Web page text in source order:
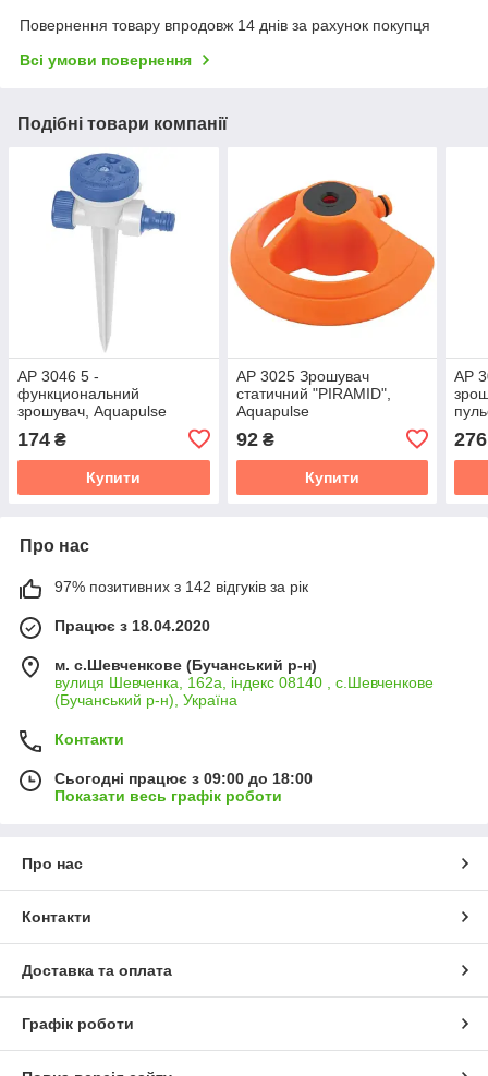
Повернення товару впродовж 14 днів за рахунок покупця
Всі умови повернення
Подібні товари компанії
АР 3046 5 -
функциональний
зрошувач, Aquapulse
174 ₴
Купити
АР 3025 Зрошувач
статичний "PIRAMID",
Aquapulse
92₴
Купити
АР
276
Про нас
97% позитивних з 142 відгуків за рік
Працює з 18.04.2020
м. с.Шевченкове (Бучанський р-н)
вулиця Шевченка, 162а, індекс 08140 , с.Шевченкове
(Бучанський р-н), Україна
Контакти
Сьогодні працює з 09:00 до 18:00
Показати весь графік роботи
Про нас
Контакти
Доставка та оплата
Графік роботи